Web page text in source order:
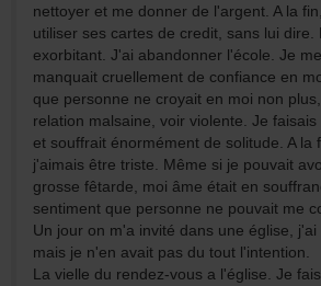
nettoyer et me donner de l'argent. A la
utiliser ses cartes de credit, sans lui dire.
exorbitant. J'ai abandonner l'école. Je
manquait cruellement de confiance en
que personne ne croyait en moi non
relation malsaine, voir violente. Je
et souffrait énormément de solitude. A la
j'aimais être triste. Même si je pouvait
grosse fêtarde, moi âme était en
sentiment que personne ne pouvait me
Un jour on m'a invité dans une église,
mais je n'en avait pas du tout l'intention.
La vielle du rendez-vous a l'église. Je